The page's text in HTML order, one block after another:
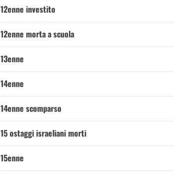
12enne investito
12enne morta a scuola
13enne
14enne
14enne scomparso
15 ostaggi israeliani morti
15enne